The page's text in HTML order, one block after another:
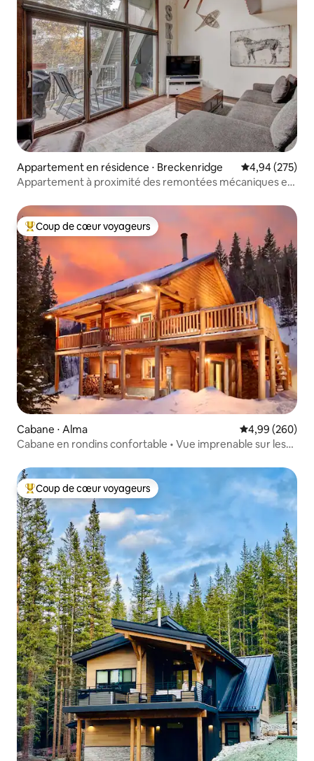
Appartement en résidence ⋅ Breckenridge Évaluation
4,94 (275)
Appartement à proximité des remontées mécaniques et
Coups de cœur voyageurs les plus appréciés
Coup de cœur voyageurs
Cabane ⋅ Alma Évaluation
4,99 (260)
Cabane en rondins confortable • Vue imprenable sur les
Coups de cœur voyageurs les plus appréciés
Coup de cœur voyageurs